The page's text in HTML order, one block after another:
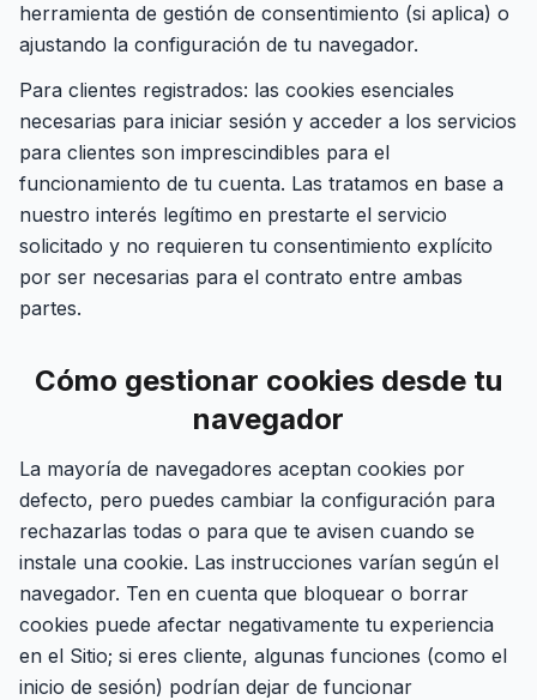
herramienta de gestión de consentimiento (si aplica) o
ajustando la configuración de tu navegador.
Para clientes registrados: las cookies esenciales
necesarias para iniciar sesión y acceder a los servicios
para clientes son imprescindibles para el
funcionamiento de tu cuenta. Las tratamos en base a
nuestro interés legítimo en prestarte el servicio
solicitado y no requieren tu consentimiento explícito
por ser necesarias para el contrato entre ambas
partes.
Cómo gestionar cookies desde tu
navegador
La mayoría de navegadores aceptan cookies por
defecto, pero puedes cambiar la configuración para
rechazarlas todas o para que te avisen cuando se
instale una cookie. Las instrucciones varían según el
navegador. Ten en cuenta que bloquear o borrar
cookies puede afectar negativamente tu experiencia
en el Sitio; si eres cliente, algunas funciones (como el
inicio de sesión) podrían dejar de funcionar